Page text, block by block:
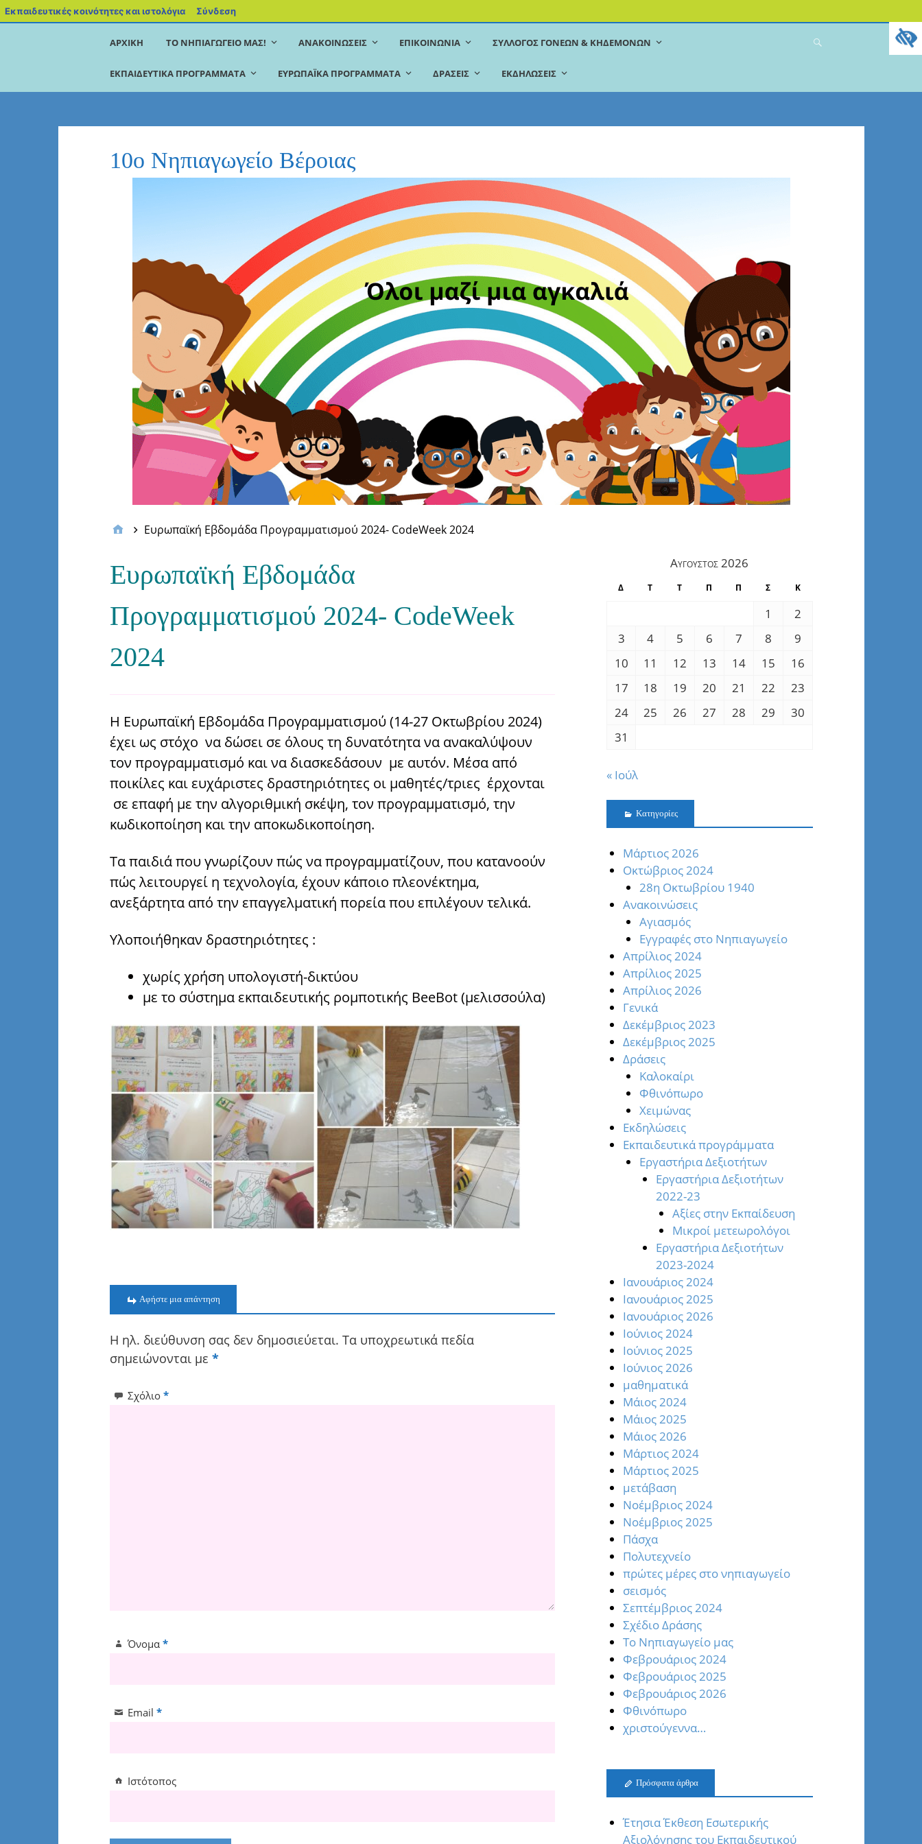
ΑΡΧΙΚΉ ΤΟ ΝΗΠΙΑΓΩΓΕΊΟ ΜΑΣ! ΑΝΑΚΟΙΝΏΣΕΙΣ ΕΠΙΚΟΙΝΩΝΊΑ ΣΎΛΛΟΓΟΣ ΓΟΝΈΩΝ & ΚΗΔΕΜΌΝΩΝ
ΕΚΠΑΙΔΕΥΤΙΚΆ ΠΡΟΓΡΆΜΜΑΤΑ ΕΥΡΩΠΑΪΚΆ ΠΡΟΓΡΆΜΜΑΤΑ ΔΡΆΣΕΙΣ ΕΚΔΗΛΏΣΕΙΣ
10ο Νηπιαγωγείο Βέροιας
Ευρωπαϊκή Εβδομάδα Προγραμματισμού 2024- CodeWeek 2024
Ευρωπαϊκή Εβδομάδα
Προγραμματισμού 2024- CodeWeek
2024
Η Ευρωπαϊκή Εβδομάδα Προγραμματισμού (14-27 Οκτωβρίου 2024)
έχει ως στόχο να δώσει σε όλους τη δυνατότητα να ανακαλύψουν
τον προγραμματισμό και να διασκεδάσουν με αυτόν. Μέσα από
ποικίλες και ευχάριστες δραστηριότητες οι μαθητές/τριες έρχονται
σε επαφή με την αλγοριθμική σκέψη, τον προγραμματισμό, την
κωδικοποίηση και την αποκωδικοποίηση.
Τα παιδιά που γνωρίζουν πώς να προγραμματίζουν, που κατανοούν
πώς λειτουργεί η τεχνολογία, έχουν κάποιο πλεονέκτημα,
ανεξάρτητα από την επαγγελματική πορεία που επιλέγουν τελικά.
Υλοποιήθηκαν δραστηριότητες :
χωρίς χρήση υπολογιστή-δικτύου
με το σύστημα εκπαιδευτικής ρομποτικής BeeBot (μελισσούλα)
Αφήστε μια απάντηση
Η ηλ. διεύθυνση σας δεν δημοσιεύεται. Τα υποχρεωτικά πεδία
σημειώνονται με *
Σχόλιο *
Όνομα *
Email *
Ιστότοπος
Αύγουστος 2026
Δ Τ Τ Π Π Σ Κ
1
2
3
4 5 6 7 8
9
10
11 12 13 14 15
16
17
18 19 20 21 22
23
24
25 26 27 28 29
30
31
« Ιούλ
Kατηγορίες
Mάρτιος 2026
Oκτώβριος 2024
28η Οκτωβρίου 1940
Ανακοινώσεις
Αγιασμός
Εγγραφές στο Νηπιαγωγείο
Απρίλιος 2024
Απρίλιος 2025
Απρίλιος 2026
Γενικά
Δεκέμβριος 2023
Δεκέμβριος 2025
Δράσεις
Καλοκαίρι
Φθινόπωρο
Χειμώνας
Εκδηλώσεις
Εκπαιδευτικά προγράμματα
Εργαστήρια Δεξιοτήτων
Εργαστήρια Δεξιοτήτων
2022-23
Αξίες στην Εκπαίδευση
Μικροί μετεωρολόγοι
Εργαστήρια Δεξιοτήτων
2023-2024
Ιανουάριος 2024
Ιανουάριος 2025
Ιανουάριος 2026
Ιούνιος 2024
Ιούνιος 2025
Ιούνιος 2026
μαθηματικά
Μάιος 2024
Μάιος 2025
Μάιος 2026
Μάρτιος 2024
Μάρτιος 2025
μετάβαση
Νοέμβριος 2024
Νοέμβριος 2025
Πάσχα
Πολυτεχνείο
πρώτες μέρες στο νηπιαγωγείο
σεισμός
Σεπτέμβριος 2024
Σχέδιο Δράσης
Το Νηπιαγωγείο μας
Φεβρουάριος 2024
Φεβρουάριος 2025
Φεβρουάριος 2026
Φθινόπωρο
χριστούγεννα…
Πρόσφατα άρθρα
Έτησια Έκθεση Εσωτερικής
Αξιολόγησης του Εκπαιδευτικού
Εκπαιδευτικές κοινότητες και ιστολόγια Σύνδεση